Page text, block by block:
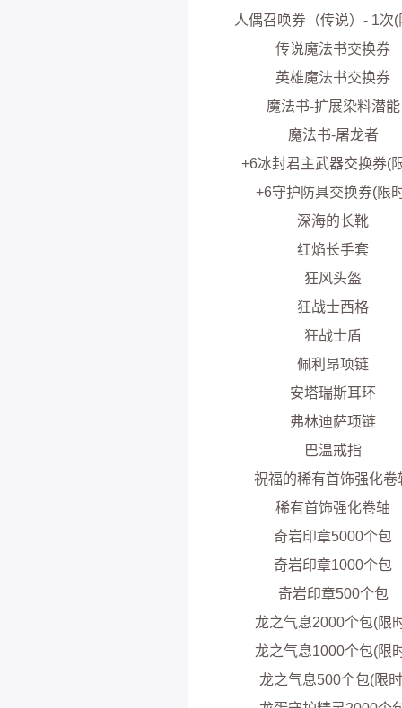
人偶召唤券（传说）- 1次(
传说魔法书交换券
英雄魔法书交换券
魔法书-扩展染料潜能
魔法书-屠龙者
+6冰封君主武器交换券(
+6守护防具交换券(限
深海的长靴
红焰长手套
狂风头盔
狂战士西格
狂战士盾
佩利昂项链
安塔瑞斯耳环
弗林迪萨项链
巴温戒指
祝福的稀有首饰强化卷
稀有首饰强化卷轴
奇岩印章5000个包
奇岩印章1000个包
奇岩印章500个包
龙之气息2000个包(限
龙之气息1000个包(限
龙之气息500个包(限